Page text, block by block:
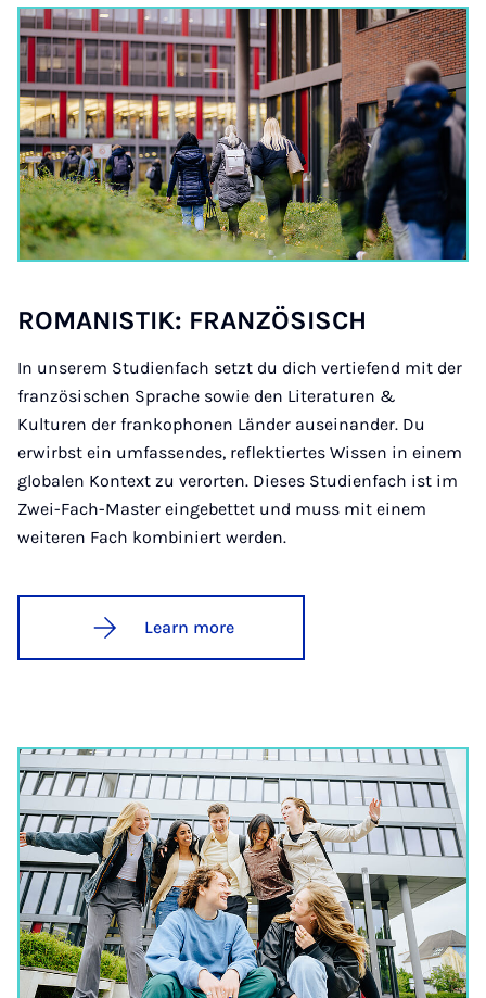
RO­MAN­ISTIK: FRAN­ZÖS­ISCH
In unserem Studienfach setzt du dich vertiefend mit der
französischen Sprache sowie den Literaturen &
Kulturen der frankophonen Länder auseinander. Du
erwirbst ein umfassendes, reflektiertes Wissen in einem
globalen Kontext zu verorten. Dieses Studienfach ist im
Zwei-Fach-Master eingebettet und muss mit einem
weiteren Fach kombiniert werden.
Learn more